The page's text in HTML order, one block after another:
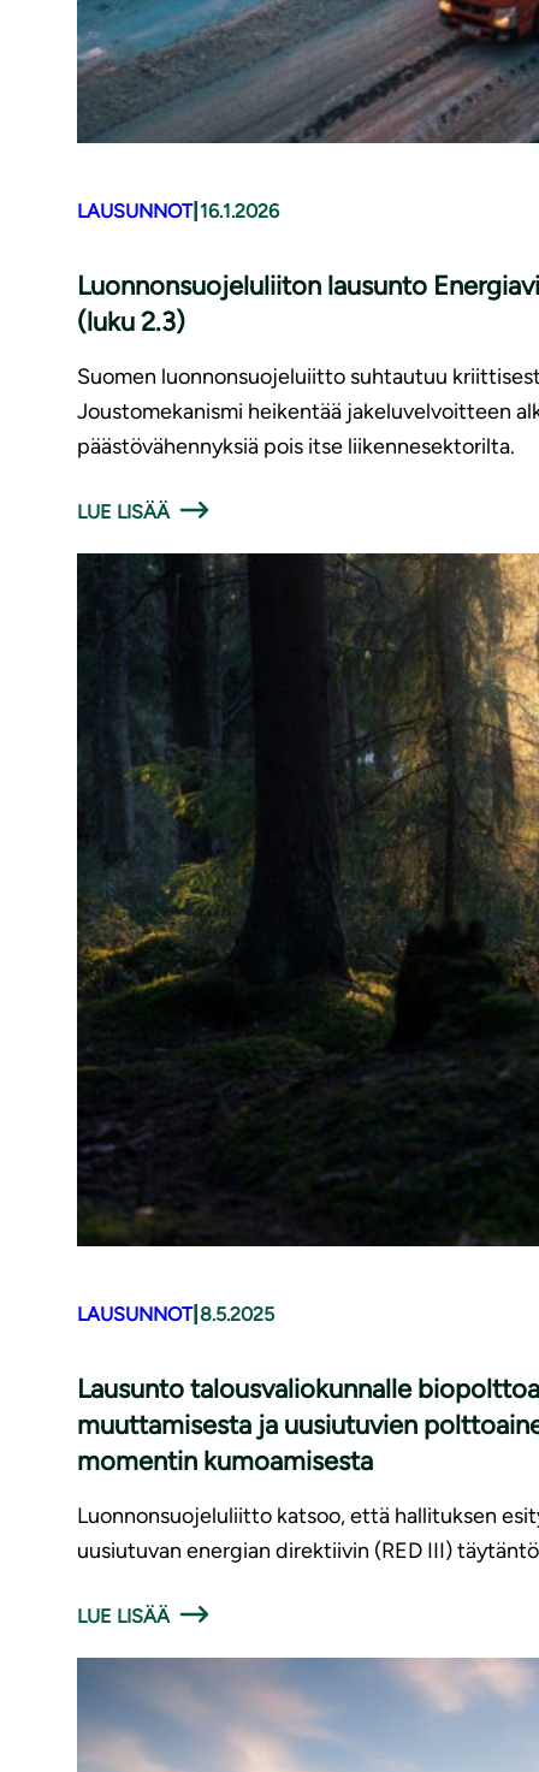
LAUSUNNOT| 16.1.2026
Luonnonsuojeluliiton lausunto
(luku 2.3)
Suomen luonnonsuojeluiitto suhtautuu
Joustomekanismi heikentää jakeluvelvoitteen
päästövähennyksiä pois itse liikennesektorilta.
LUE LISÄÄ
LAUSUNNOT| 8.5.2025
Lausunto talousvaliokunnalle
muuttamisesta ja uusiutuvien
momentin kumoamisesta
Luonnonsuojeluliitto katsoo, että hallituksen
uusiutuvan energian direktiivin (RED III)
LUE LISÄÄ